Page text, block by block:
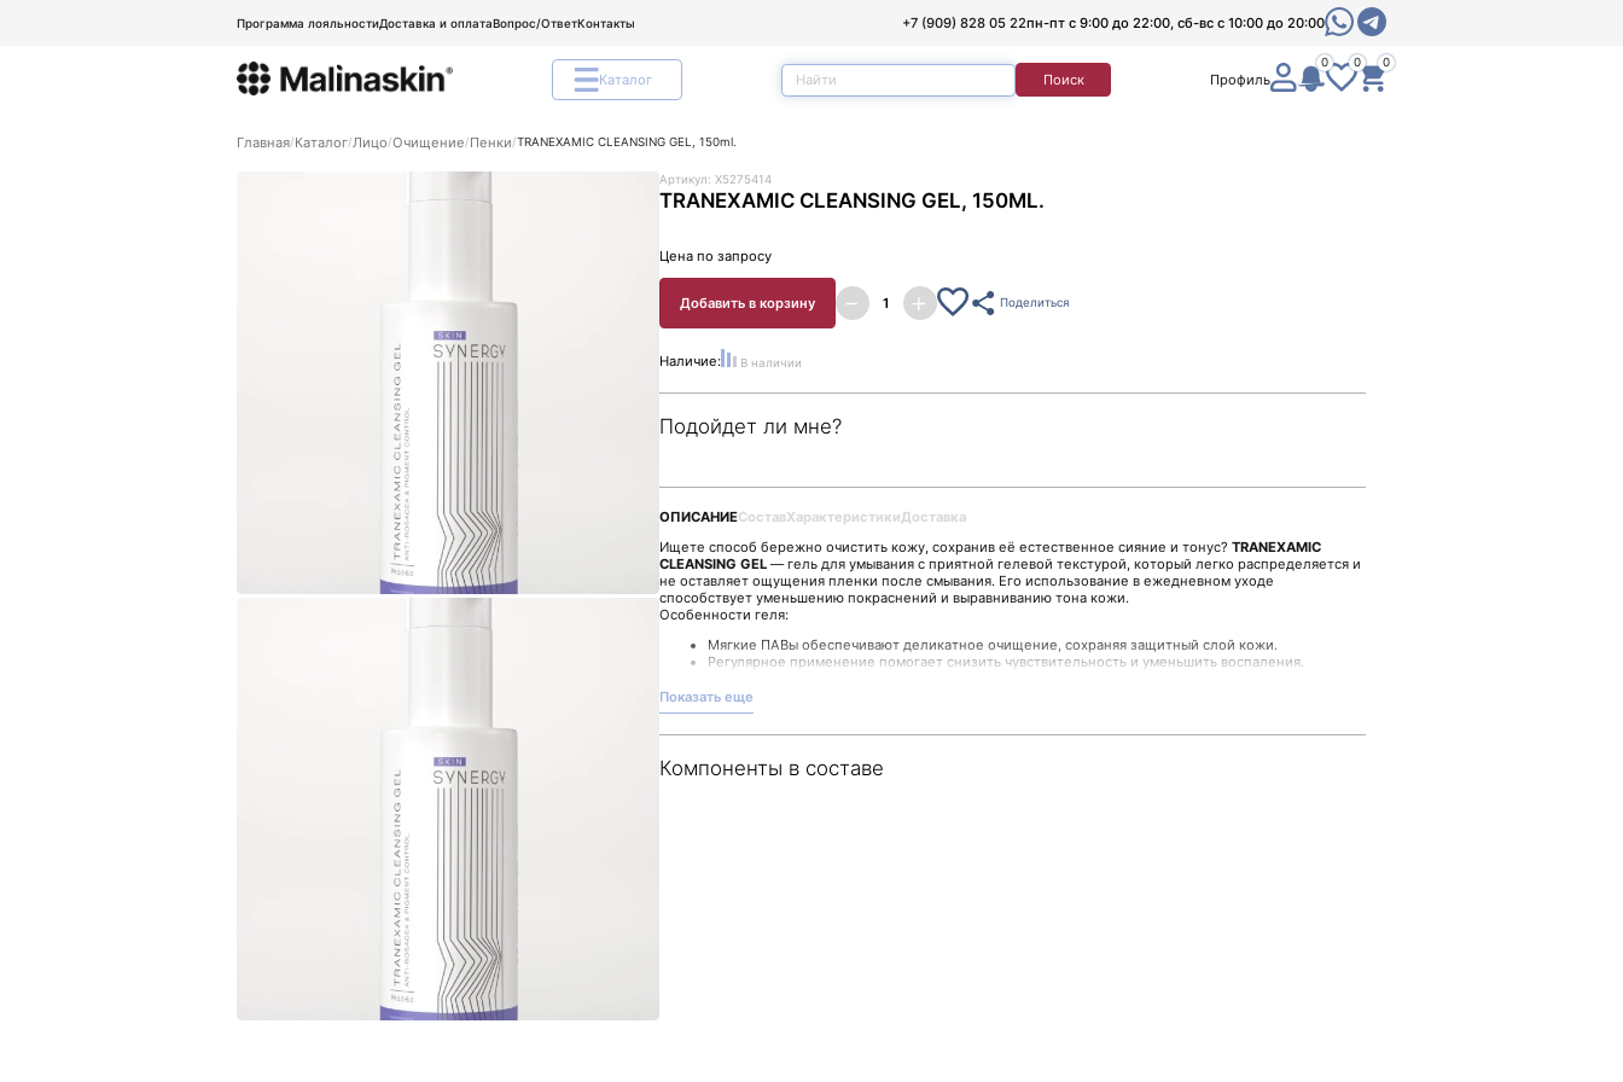
Программа лояльностиДоставка и оплатаВопрос/ОтветКонтакты +7 (909) 828 05 22пн-пт с 9:00 до 22:00, сб-вс с 10:00 до 20:00
Каталог Поиск Профиль
0 0 0
Главная Каталог Лицо Очищение Пенки TRANEXAMIC CLEANSING GEL, 150ml.
Артикул: X5275414
TRANEXAMIC CLEANSING GEL, 150ML.
Цена по запросу
Добавить в корзину Поделиться
Наличие: В наличии
Подойдет ли мне?
ОПИСАНИЕСоставХарактеристикиДоставка
Ищете способ бережно очистить кожу, сохранив её естественное сияние и тонус? TRANEXAMIC
CLEANSING GEL — гель для умывания с приятной гелевой текстурой, который легко распределяется и
не оставляет ощущения пленки после смывания. Его использование в ежедневном уходе
способствует уменьшению покраснений и выравниванию тона кожи.
Особенности геля:
Мягкие ПАВы обеспечивают деликатное очищение, сохраняя защитный слой кожи.
Регулярное применение помогает снизить чувствительность и уменьшить воспаления.
Формат 150 мл позволяет экономично расходовать средство.
Показать еще
Компоненты в составе